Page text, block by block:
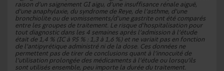
raison d’un saignement GI aigu, d’une insuffisance rénale aiguë,
d’une anaphylaxie, du syndrome de Reye, de l’asthme, d’une
bronchiolite ou de vomissements/d’une gastrite ont été comparés
entre les groupes de traitement. Le risque d’hospitalisation pour
tout diagnostic dans les 4 semaines après l’admission à l’étude
était de 1,4 % (IC à 95 % : 1,3 à 1,6 %) et ne variait pas en fonction
de l’antipyrétique administré ni de la dose. Ces données ne
permettent pas de tirer de conclusions quant à l’innocuité de
l’utilisation prolongée des médicaments à l’étude ou lorsqu’ils
sont utilisés ensemble, peu importe la durée du traitement.